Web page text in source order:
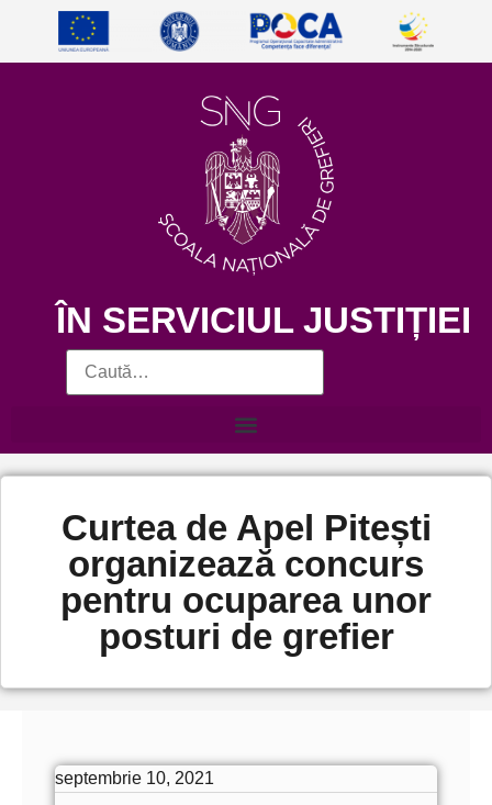
ÎN SERVICIUL JUSTIȚIEI
Curtea de Apel Pitești
organizează concurs
pentru ocuparea unor
posturi de grefier
septembrie 10, 2021